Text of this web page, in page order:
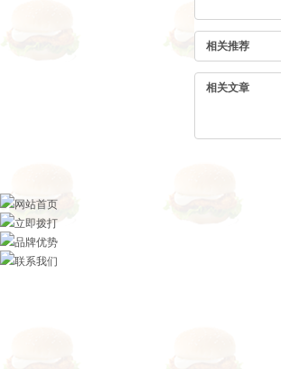
相关推荐
相关文章
网站首页
立即拨打
品牌优势
联系我们